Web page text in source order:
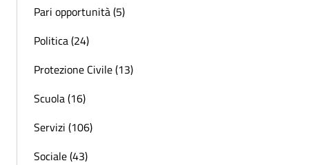
Pari opportunità (5)
Politica (24)
Protezione Civile (13)
Scuola (16)
Servizi (106)
Sociale (43)